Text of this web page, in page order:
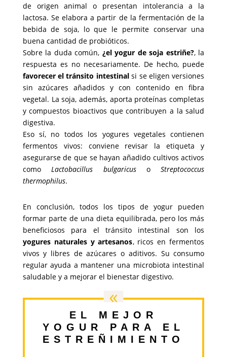
de origen animal o presentan intolerancia a la
lactosa. Se elabora a partir de la fermentación de la
bebida de soja, lo que le permite conservar una
buena cantidad de probióticos.
Sobre la duda común, ¿el yogur de soja estriñe?, la
respuesta es no necesariamente. De hecho, puede
favorecer el tránsito intestinalsi se eligen versiones
sin azúcares añadidos y con contenido en fibra
vegetal. La soja, además, aporta proteínas completas
y compuestos bioactivos que contribuyen a la salud
digestiva.
Eso sí, no todos los yogures vegetales contienen
fermentos vivos: conviene revisar la etiqueta y
asegurarse de que se hayan añadido cultivos activos
comoLactobacillus bulgaricusoStreptococcus
thermophilus.
En conclusión, todos los tipos de yogur pueden
formar parte de una dieta equilibrada, pero los más
beneficiosos para el tránsito intestinal son los
yogures naturales y artesanos, ricos en fermentos
vivos y libres de azúcares o aditivos. Su consumo
regular ayuda a mantener una microbiota intestinal
saludable y a mejorar el bienestar digestivo.
«
EL MEJOR
YOGUR PARA EL
ESTREÑIMIENTO